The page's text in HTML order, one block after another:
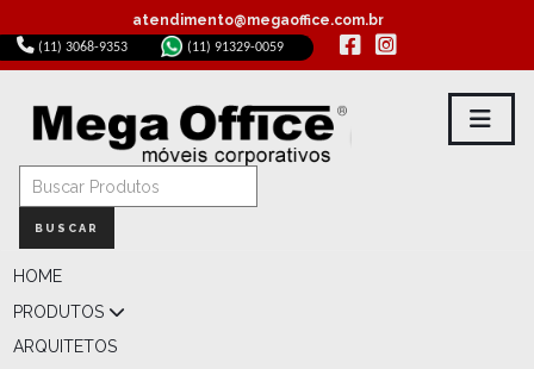
atendimento@megaoffice.com.br
(11) 3068-9353 (11) 91329-0059
BUSCAR
HOME
PRODUTOS
ARQUITETOS